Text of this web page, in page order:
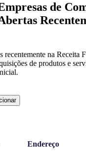
de
recentemente na Receita
de produtos e
Endereço